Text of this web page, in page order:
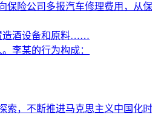
保险公司多报汽车修理费用，从
造酒设备和原料……
李某的行为构成：
索，不断推进马克思主义中国化